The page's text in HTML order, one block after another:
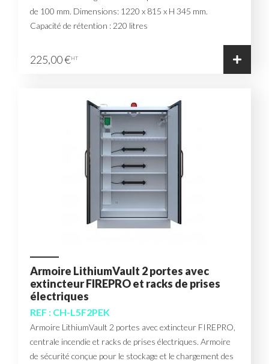
de 100 mm. Dimensions: 1220 x 815 x H 345 mm.
Capacité de rétention : 220 litres
225,00 €HT
Armoire LithiumVault 2 portes avec
extincteur FIREPRO et racks de prises
électriques
REF : CH-L5F2PEK
Armoire LithiumVault 2 portes avec extincteur FIREPRO,
centrale incendie et racks de prises électriques. Armoire
de sécurité conçue pour le stockage et le chargement des